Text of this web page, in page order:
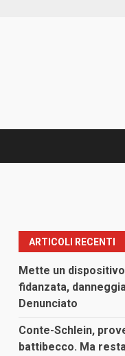
ARTICOLI RECENTI
Mette un
fidanzata,
Denunciato
Conte-Schlein,
battibecco. Ma